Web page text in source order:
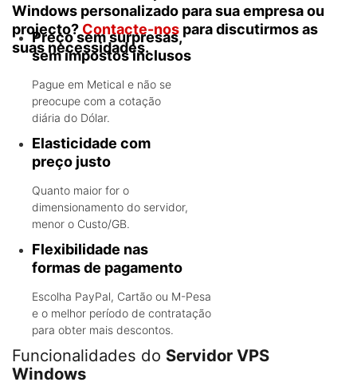
Windows personalizado para sua empresa ou
projecto? Contacte-nos para discutirmos as
suas necessidades.
Preço sem surpresas,
sem impostos inclusos
Pague em Metical e não se
preocupe com a cotação
diária do Dólar.
Elasticidade com
preço justo
Quanto maior for o
dimensionamento do servidor,
menor o Custo/GB.
Flexibilidade nas
formas de pagamento
Escolha PayPal, Cartão ou M-Pesa
e o melhor período de contratação
para obter mais descontos.
Funcionalidades do Servidor VPS
Windows